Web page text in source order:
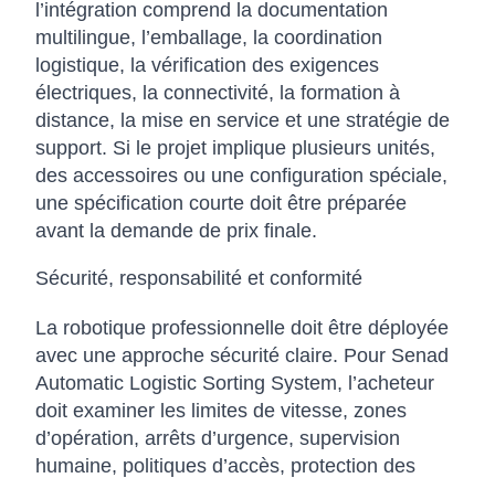
l’intégration comprend la documentation
multilingue, l’emballage, la coordination
logistique, la vérification des exigences
électriques, la connectivité, la formation à
distance, la mise en service et une stratégie de
support. Si le projet implique plusieurs unités,
des accessoires ou une configuration spéciale,
une spécification courte doit être préparée
avant la demande de prix finale.
Sécurité, responsabilité et conformité
La robotique professionnelle doit être déployée
avec une approche sécurité claire. Pour Senad
Automatic Logistic Sorting System, l’acheteur
doit examiner les limites de vitesse, zones
d’opération, arrêts d’urgence, supervision
humaine, politiques d’accès, protection des